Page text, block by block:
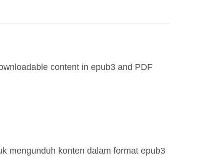
content in epub3 and PDF
mengunduh konten dalam format epub3